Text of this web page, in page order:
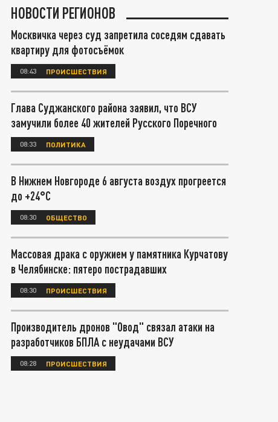
НОВОСТИ РЕГИОНОВ
Москвичка через суд запретила соседям сдавать
квартиру для фотосъёмок
08:43 ПРОИСШЕСТВИЯ
Глава Суджанского района заявил, что ВСУ
замучили более 40 жителей Русского Поречного
08:33 ПОЛИТИКА
В Нижнем Новгороде 6 августа воздух прогреется
до +24°С
08:30 ОБЩЕСТВО
Массовая драка с оружием у памятника Курчатову
в Челябинске: пятеро пострадавших
08:30 ПРОИСШЕСТВИЯ
Производитель дронов "Овод" связал атаки на
разработчиков БПЛА с неудачами ВСУ
08:28 ПРОИСШЕСТВИЯ